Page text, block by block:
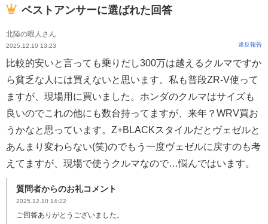
ベストアンサーに選ばれた回答
北陸の暇人さん
2025.12.10 13:23 違反報告
比較的安いと言っても乗りだし300万は越えるクルマですか
ら貧乏な人には買えないと思います。私も普段ZR-V使って
ますが、現場用に買いました。ホンダのクルマはサイズも
良いのでこれの他にも数台持ってますが、来年？WRV買お
うかなと思っています。Z+BLACKスタイルだとヴェゼルと
あんまり変わらない(笑)のでもう一度ヴェゼルに戻すのも考
えてますが、現場で使うクルマなので…悩んではいます。
質問者からのお礼コメント
2025.12.10 14:22
ご回答ありがとうございました。